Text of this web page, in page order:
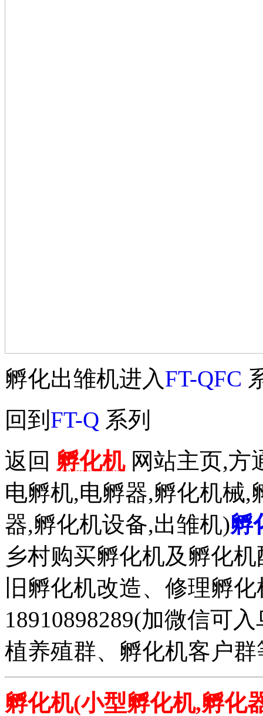
孵化出雏机进入FT-QFC
回到 FT-Q 系列
返回 孵化机网站主页,方
电孵机,电孵器,孵化机械,
器,孵化机设备,出雏机)孵
乡村购买孵化机及孵化
旧孵化机改造、修理孵
18910898289(加微信可
植养殖群、孵化机客户
孵化机(小型孵化机,孵化